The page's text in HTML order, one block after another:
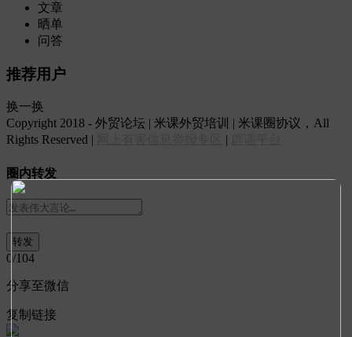
文章
晒单
问答
推荐用户
换一换
Copyright 2018 - 外贸论坛 | 米课外贸培训 | 米课圈协议，All
Rights Reserved |
|
圈内转发
0/104
分享至微信
复制链接